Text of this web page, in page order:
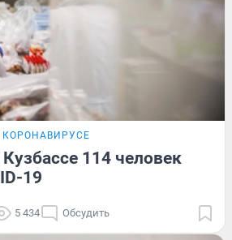
КОРОНАВИРУСЕ
114 человек
19
5 434 Обсудить